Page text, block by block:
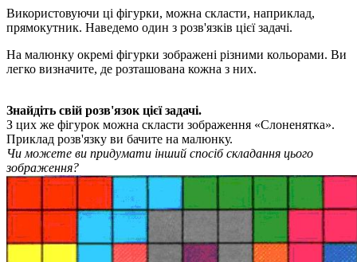
Використовуючи ці фігурки, можна скласти, наприклад,
прямокутник. Наведемо один з розв'язків цієї задачі.
На малюнку окремі фігурки зображені різними кольорами. Ви
легко визначите, де розташована кожна з них.
Знайдіть свій розв'язок цієї задачі.
З цих же фігурок можна скласти зображення «Слоненятка».
Приклад розв'язку ви бачите на малюнку.
Чи можете ви придумати інший спосіб складання цього
зображення?